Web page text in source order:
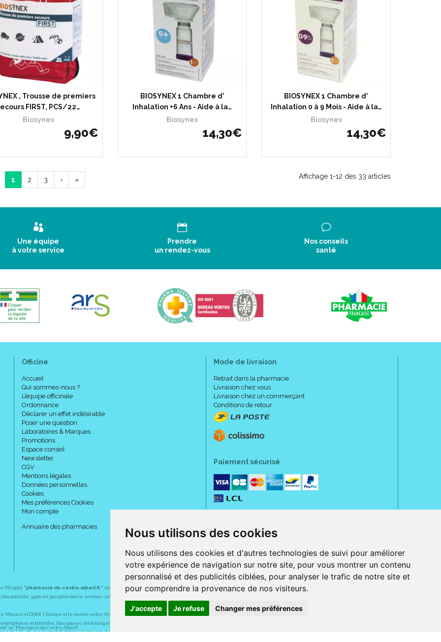
Nous utilisons des cookies
Nous utilisons des cookies et d'autres technologies de suivi pour améliorer
votre expérience de navigation sur notre site, pour vous montrer un contenu
personnalisé et des publicités ciblées, pour analyser le trafic de notre site et
pour comprendre la provenance de nos visiteurs.
J'accepte Je refuse Changer mes préférences
, Trousse de premiers
FIRST, PCS/22…
Biosynex
9,90€
BIOSYNEX 1 Chambre d'
Inhalation +6 Ans - Aide à la…
Biosynex
14,30€
BIOSYNEX 1 Chambre d'
Inhalation 0 à 9 Mois - Aide à la…
Biosynex
14,30€
1 2 3 › » Affichage 1-12 des 33 articles
Une équipe
à votre service
Prendre
un rendez-vous
Nos conseils
santé
Officine
Accueil
Qui sommes-nous ?
L’équipe officinale
Ordonnance
Déclarer un effet indésirable
Poser une question
Laboratoires & Marques
Promotions
Espace conseil
Newsletter
CGV
Mentions légales
Données personnelles
Cookies
Mes préférences Cookies
Mon compte
Annuaire des pharmacies
Mode de livraison
Retrait dans la pharmacie
Livraison chez vous
Livraison chez un commerçant
Conditions de retour
Paiement sécurisé
9001. "pharmacie-du-centre-albert.fr " est le site internet de l a pharmacie du centre, 32 rue Jeanne d' Harcourt, 80300 Albert.
possible : 9400 en parapharmacie, animaux, orthopédie, matériel médical. 1700 en médicaments sans ordonnance.
et DOM), l' Europe et le monde entier (livraison assuré par Colissimo et ses partenaires à l' étranger).
et tablettes. Vous pouvez télécharger gratuitement l' application sur l' AppStore (pour iPhone, iPad et iPod touch), ou sur Google Play (pour Androïd 5.0 ou version
ou "Pharmacie du Centre Albert".
du LCL et vous permet d' utiliser les moyens de paiement suivants : CB, Visa, MasterCard, American Express, Bancontact, PayPal.